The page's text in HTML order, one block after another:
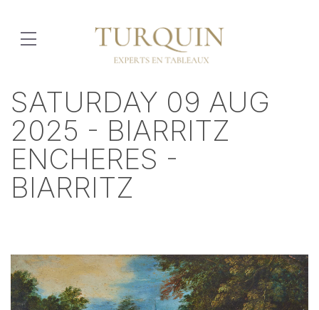
SATURDAY 09 AUG
2025 - BIARRITZ
ENCHERES -
BIARRITZ